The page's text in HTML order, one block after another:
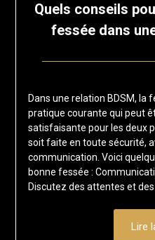
Quels conseils
fessée dans
Dans une relation BDSM, la
pratique courante qui peut
satisfaisante pour les deux
soit faite en toute sécurité,
communication. Voici
bonne fessée :
Discutez des attentes et
Lire